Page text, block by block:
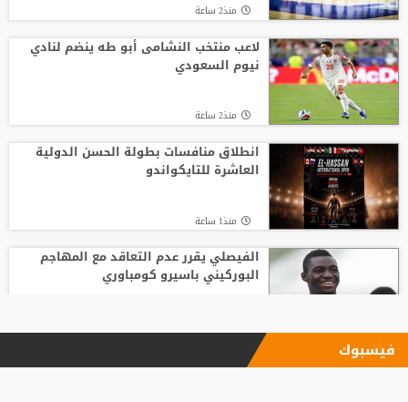
منذ2 ساعة
لاعب منتخب النشامى أبو طه ينضم لنادي
نيوم السعودي
منذ2 ساعة
انطلاق منافسات بطولة الحسن الدولية
العاشرة للتايكواندو
منذ1 ساعة
الفيصلي يقرر عدم التعاقد مع المهاجم
البوركيني باسيرو كومباوري
"اليويفا" يؤكد دفع مستحقات نهاية الخدمة
فيسبوك